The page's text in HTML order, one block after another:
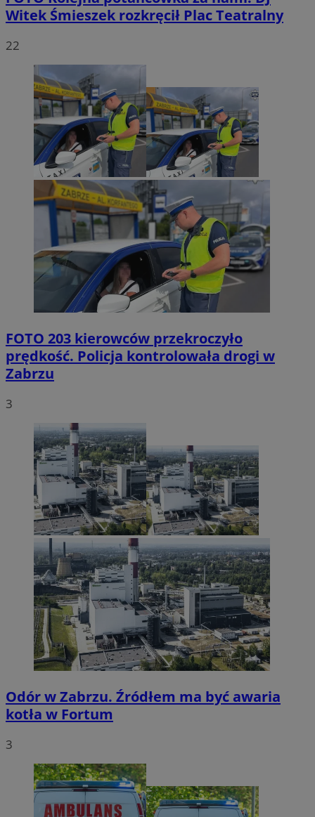
Witek Śmieszek rozkręcił Plac Teatralny
22
FOTO 203 kierowców przekroczyło
prędkość. Policja kontrolowała drogi w
Zabrzu
3
Odór w Zabrzu. Źródłem ma być awaria
kotła w Fortum
3